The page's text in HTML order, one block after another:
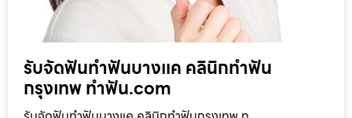
รับจัดฟันทำฟันบางแค คลินิกทำฟัน
กรุงเทพ ทำฟัน.com